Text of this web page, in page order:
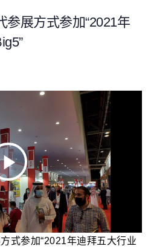
参展方式参加“2021年
式参加“2021年迪拜五大行业